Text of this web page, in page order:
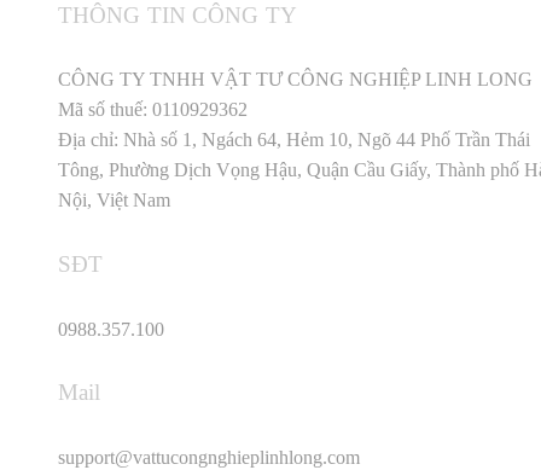
THÔNG TIN CÔNG TY
CÔNG TY TNHH VẬT TƯ CÔNG NGHIỆP LINH LONG
Mã số thuế: 0110929362
Địa chỉ: Nhà số 1, Ngách 64, Hẻm 10, Ngõ 44 Phố Trần Thái
Tông, Phường Dịch Vọng Hậu, Quận Cầu Giấy, Thành phố
Nội, Việt Nam
SĐT
0988.357.100
Mail
support@vattucongnghieplinhlong.com